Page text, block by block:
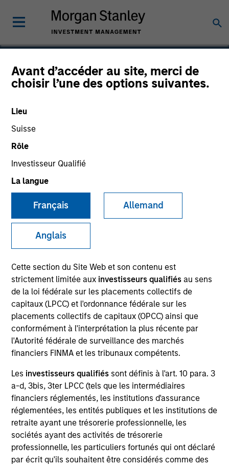
Avant d’accéder au site, merci de
choisir l’une des options suivantes.
Lieu
Suisse
Rôle
Investisseur Qualifié
La langue
Français Allemand
Anglais
Cette section du Site Web et son contenu est
strictement limitée aux investisseurs qualifiésau sens
de la loi fédérale sur les placements collectifs de
capitaux (LPCC) et l'ordonnance fédérale sur les
placements collectifs de capitaux (OPCC) ainsi que
conformément à l'interprétation la plus récente par
l'Autorité fédérale de surveillance des marchés
financiers FINMA et les tribunaux compétents.
Les investisseurs qualifiés sont définis à l'art. 10 para. 3
a-d, 3bis, 3ter LPCC (tels que les intermédiaires
financiers réglementés, les institutions d'assurance
réglementées, les entités publiques et les institutions de
retraite ayant une trésorerie professionnelle, les
sociétés ayant des activités de trésorerie
professionnelle, les particuliers fortunés qui ont déclaré
par écrit qu'ils souhaitent être considérés comme des
VizExplorer
SECTOR
Technology
COUNTRY
United States
Invested on
Mar 2018
Transaction Type
Growth Carve-out
VizExplorer is a business intelligence software company